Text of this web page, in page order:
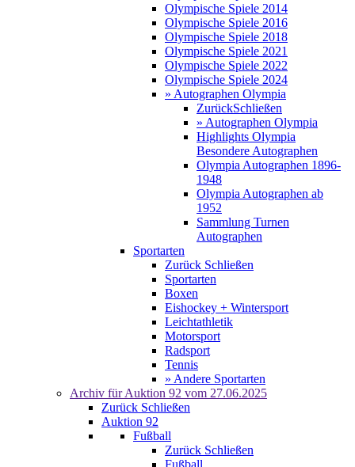
Olympische Spiele 2014
Olympische Spiele 2016
Olympische Spiele 2018
Olympische Spiele 2021
Olympische Spiele 2022
Olympische Spiele 2024
» Autographen Olympia
ZurückSchließen
» Autographen Olympia
Highlights Olympia
Besondere Autographen
Olympia Autographen 1896-
1948
Olympia Autographen ab
1952
Sammlung Turnen
Autographen
Sportarten
Zurück Schließen
Sportarten
Boxen
Eishockey + Wintersport
Leichtathletik
Motorsport
Radsport
Tennis
» Andere Sportarten
Archiv für Auktion 92 vom 27.06.2025
Zurück Schließen
Auktion 92
Fußball
Zurück Schließen
Fußball